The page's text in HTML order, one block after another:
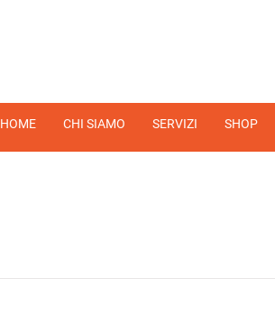
HOME CHI SIAMO SERVIZI SHOP